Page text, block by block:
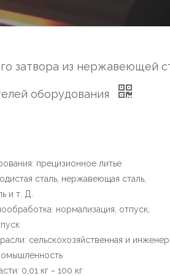
затвора из нержавеющей
оборудования
прецизионное литье
сталь, нержавеющая сталь,
и т. Д.
нормализация, отпуск,
сельскохозяйственная и
0,01 кг ~ 100 кг